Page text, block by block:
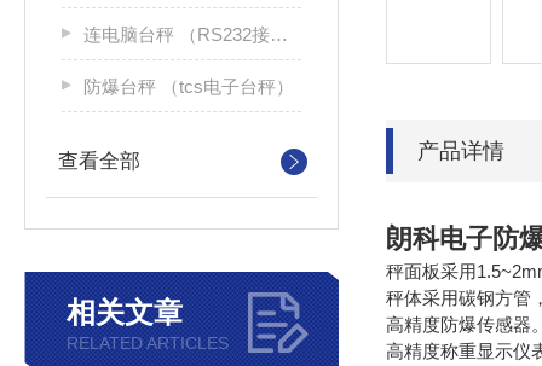
连电脑台秤 （RS232接口）
防爆台秤 （tcs电子台秤）
查看全部
相关文章
RELATED ARTICLES
产品详情
朗科电子防
秤面板采用
秤体采用碳钢方管
高精度防爆传感器
高精度称重显示仪